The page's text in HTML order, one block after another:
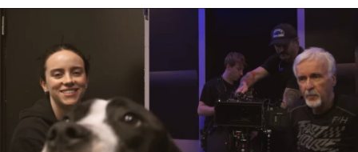
котов, которые ведут себя насколько
неполиткорректно и вызывающе,
настолько и обаятельно. Главное в
сериале — его создатель: Рики
Джервейс в свое время придумал
оригинальный «Офис», ставший